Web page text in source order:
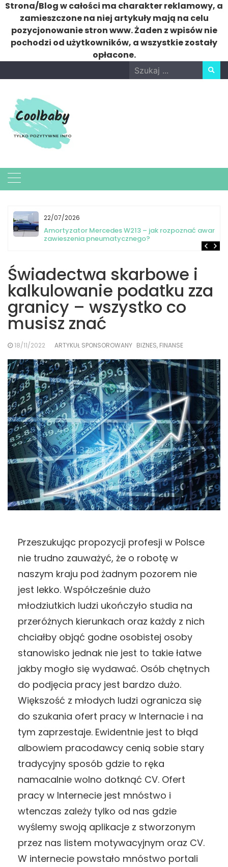
Strona/Blog w całości ma charakter reklamowy, a
zamieszczone na niej artykuły mają na celu
pozycjonowanie stron www. Żaden z wpisów nie
pochodzi od użytkowników, a wszystkie zostały
opłacone.
to
Search
for:
22/07/2026
Amortyzator Mercedes W213 – jak rozpoznać awarię
zawieszenia pneumatycznego?
Świadectwa skarbowe i
kalkulowanie podatku zza
granicy – wszystko co
musisz znać
18/11/2022 ARTYKUŁ SPONSOROWANY BIZNES, FINANSE
Przeszukując propozycji profesji w Polsce
nie trudno zauważyć, że o robotę w
naszym kraju pod żadnym pozorem nie
jest lekko. Współcześnie dużo
młodziutkich ludzi ukończyło studia na
przeróżnych kierunkach oraz każdy z nich
chciałby objąć godne osobistej osoby
stanowisko jednak nie jest to takie łatwe
jakby mogło się wydawać. Osób chętnych
do podjęcia pracy jest bardzo dużo.
Większość z młodych ludzi ogranicza się
do szukania ofert pracy w Internacie i na
tym zaprzestaje. Ewidentnie jest to błąd
albowiem pracodawcy cenią sobie stary
tradycyjny sposób gdzie to ręka
namacalnie wolno dotknąć CV. Ofert
pracy w Internecie jest mnóstwo i
wtenczas zależy tylko od nas gdzie
wyślemy swoją aplikacje z stworzonym
przez nas listem motywacyjnym oraz CV.
W internecie powstało mnóstwo portali